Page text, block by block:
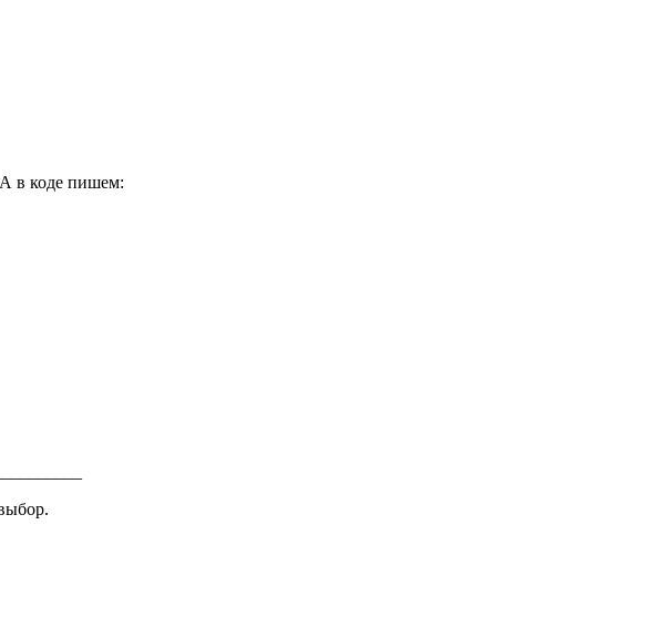
в коде пишем: